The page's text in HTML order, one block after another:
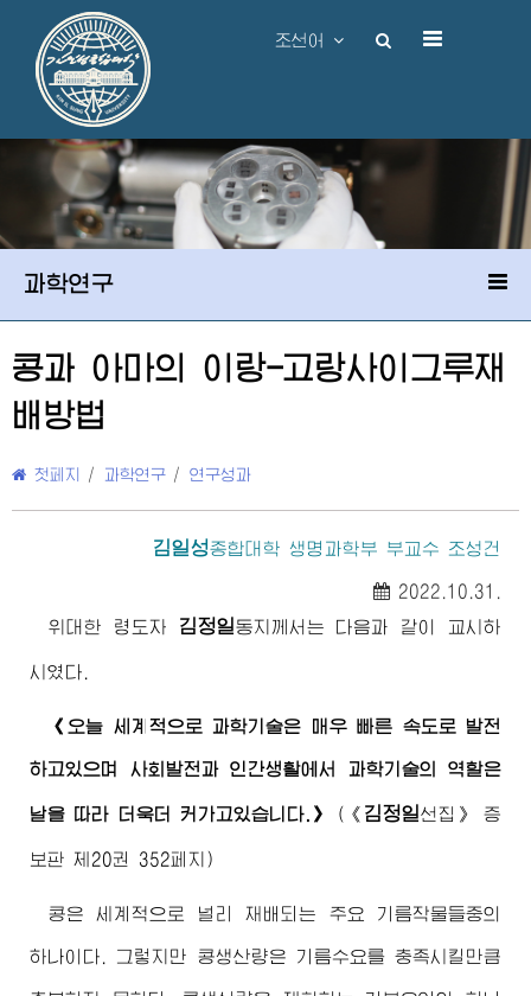
조선어
과학연구
콩과 아마의 이랑-고랑사이그루재
배방법
첫페지 / 과학연구 / 연구성과
김일성종합대학 생명과학부 부교수 조성건
2022.10.31.
위대한
령도자 김정일동지께서 는 다음과 같이 교시하
시였다.
《오늘 세계적으로 과학기술은 매우 빠른 속도로 발전
하고있으며 사회발전과 인간생활에서 과학기술의 역할은
날을 따라 더욱더 커가고있습니다.》 ( 《 김정일선집》 증
보판 제20권 352페지)
콩은 세계적으로 널리 재배되는 주요 기름작물들중의
하나이다. 그렇지만 콩생산량은 기름수요를 충족시킬만큼